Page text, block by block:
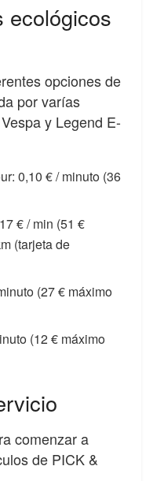
ecológicos
opciones de
por varías
y Legend E-
0,10 € / minuto (36
€ / min (51 €
(tarjeta de
(27 € máximo
(12 € máximo
comenzar a
de PICK &